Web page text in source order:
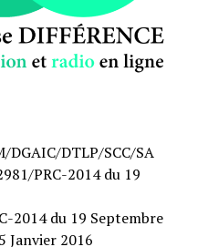
DGAIC/DTLP/SCC/SA
PRC-2014 du 19
2014 du 19 Septembre
Janvier 2016